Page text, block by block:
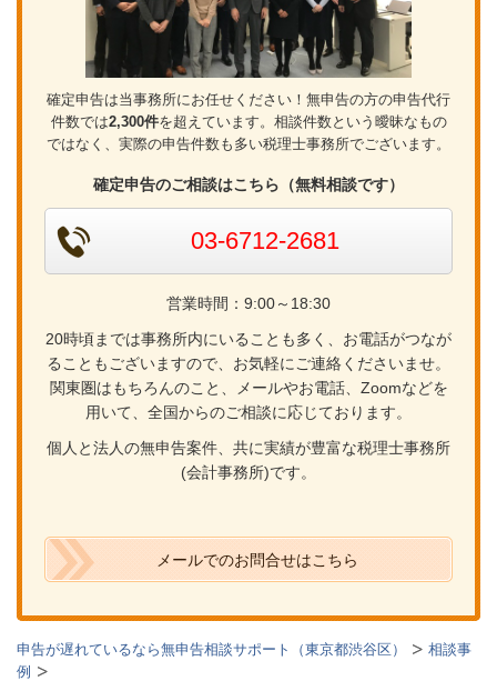
確定申告は当事務所にお任せください！無申告の方の申告代行
件数では2,300件を超えています。相談件数という曖昧なもの
ではなく、実際の申告件数も多い税理士事務所でございます。
確定申告のご相談はこちら（無料相談です）
03-6712-2681
営業時間：9:00～18:30
20時頃までは事務所内にいることも多く、お電話がつなが
ることもございますので、お気軽にご連絡くださいませ。
関東圏はもちろんのこと、メールやお電話、Zoomなどを
用いて、全国からのご相談に応じております。
個人と法人の無申告案件、共に実績が豊富な税理士事務所
(会計事務所)です。
メールでのお問合せはこちら
申告が遅れているなら無申告相談サポート（東京都渋谷区）
相談事
例